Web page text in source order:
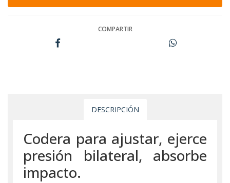
COMPARTIR
DESCRIPCIÓN
Codera para ajustar, ejerce
presión bilateral, absorbe
impacto.